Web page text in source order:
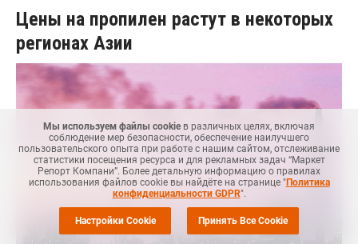
Цены на пропилен растут в некоторых
регионах Азии
Мы используем файлы cookie в различных целях, включая
соблюдение мер безопасности, обеспечение наилучшего
пользовательского опыта при работе с нашим сайтом, отслеживание
статистики посещения ресурса и для рекламных задач “Маркет
Репорт Компани”. Более детальную информацию о правилах
использования файлов cookie вы найдёте на странице "Политика
конфиденциальности GDPR".
Настройки Cookie Принять Все Cookie